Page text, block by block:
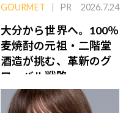
GOURMET PR 2026.7.24
大分から世界へ。100％
麦焼酎の元祖・二階堂
酒造が挑む、革新のグ
ローバル戦略